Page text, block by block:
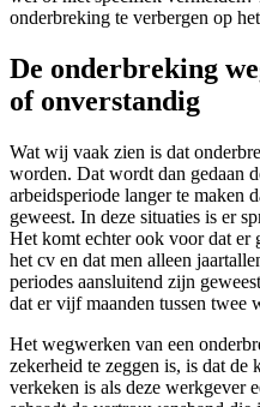
onderbreking te verbergen op
De onderbreking
of onverstandig
Wat wij vaak zien is dat
worden. Dat wordt dan gedaan
arbeidsperiode langer te maken
geweest. In deze situaties is er
Het komt echter ook voor dat er
het cv en dat men alleen
periodes aansluitend zijn
dat er vijf maanden tussen twee
Het wegwerken van een
zekerheid te zeggen is, is dat de
verkeken is als deze werkgever